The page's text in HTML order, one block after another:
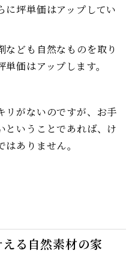
に坪単価はアップしてい
ども自然なものを取り
価はアップします。
リがないのですが、お手
ということであれば、け
ありません。
る自然素材の家